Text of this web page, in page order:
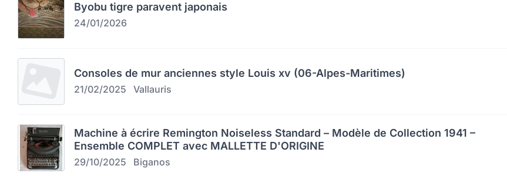
Byobu tigre paravent japonais
24/01/2026
Consoles de mur anciennes style Louis xv (06-Alpes-Maritimes)
21/02/2025 Vallauris
Machine à écrire Remington Noiseless Standard – Modèle de Collection 1941 –
Ensemble COMPLET avec MALLETTE D'ORIGINE
29/10/2025 Biganos